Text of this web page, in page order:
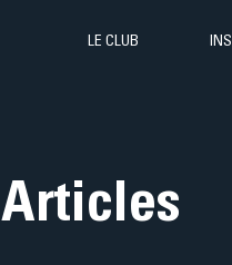
LE CLUB
Articles